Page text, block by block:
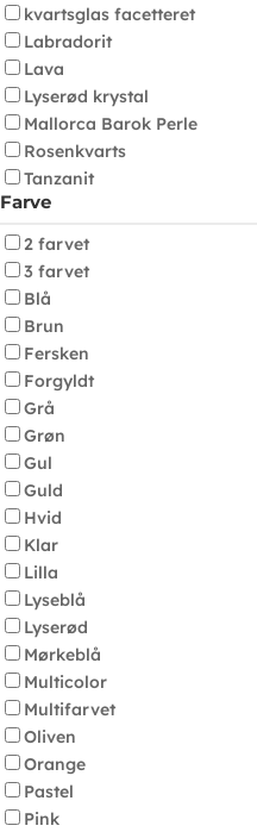
kvartsglas facetteret
Labradorit
Lava
Lyserød krystal
Mallorca Barok Perle
Rosenkvarts
Tanzanit
Farve
2 farvet
3 farvet
Blå
Brun
Fersken
Forgyldt
Grå
Grøn
Gul
Guld
Hvid
Klar
Lilla
Lyseblå
Lyserød
Mørkeblå
Multicolor
Multifarvet
Oliven
Orange
Pastel
Pink